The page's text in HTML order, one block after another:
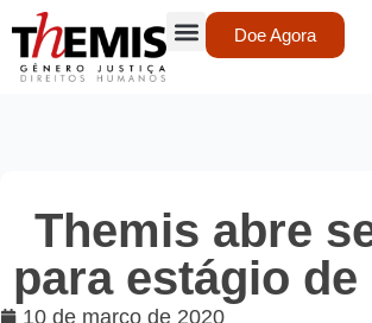
Doe Agora
Themis abre
para estágio
10 de março de 2020